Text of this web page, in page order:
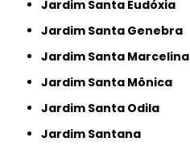
Jardim Santa Eudóxia
Jardim Santa Genebra
Jardim Santa Marcelina
Jardim Santa Mônica
Jardim Santa Odila
Jardim Santana